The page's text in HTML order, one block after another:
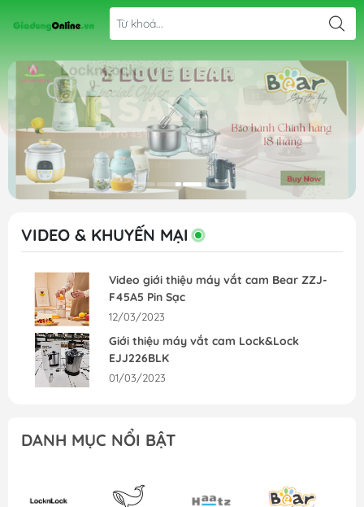
VIDEO & KHUYẾN MẠI
Video giới thiệu máy vắt cam Bear ZZJ-
F45A5 Pin Sạc
12/03/2023
Giới thiệu máy vắt cam Lock&Lock
EJJ226BLK
01/03/2023
01/03/2023
01/03/2023
DANH MỤC NỔI BẬT